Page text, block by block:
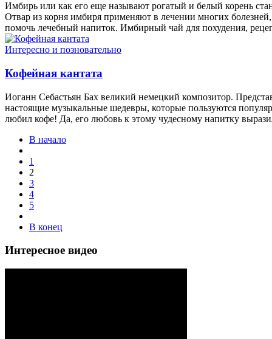
Имбирь или как его еще называют рогатый и белый корень
Отвар из корня имбиря применяют в лечении многих
помочь лечебный напиток. Имбирный чай для похудения,
Интересно и позновательно
Кофейная кантата
Иоганн Себастьян Бах великий немецкий композитор.
настоящие музыкальные шедевры, которые пользуются
любил кофе! Да, его любовь к этому чудесному напитку
В начало
1
2
3
4
5
В конец
Интересное видео